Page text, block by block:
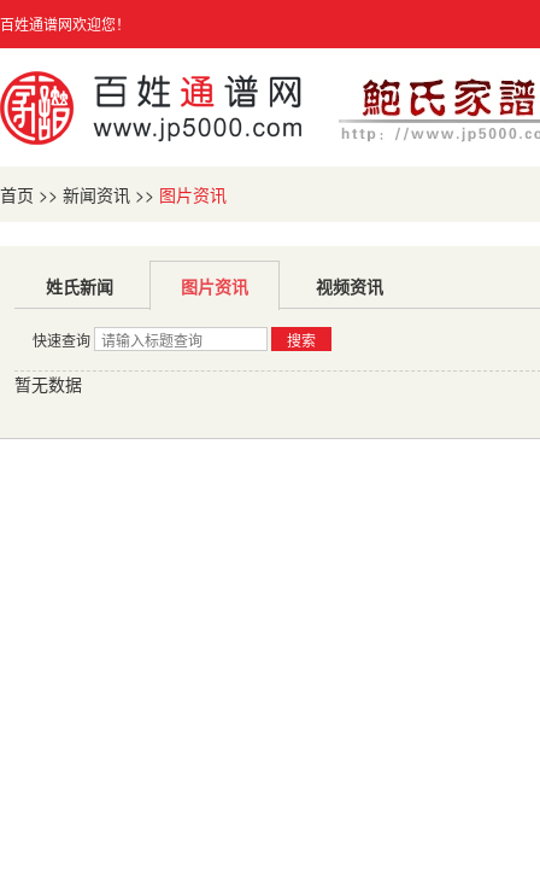
百姓通谱网欢迎您！
首页 >> 新闻资讯 >> 图片资讯
姓氏新闻 图片资讯 视频资讯
快速查询 搜索
暂无数据